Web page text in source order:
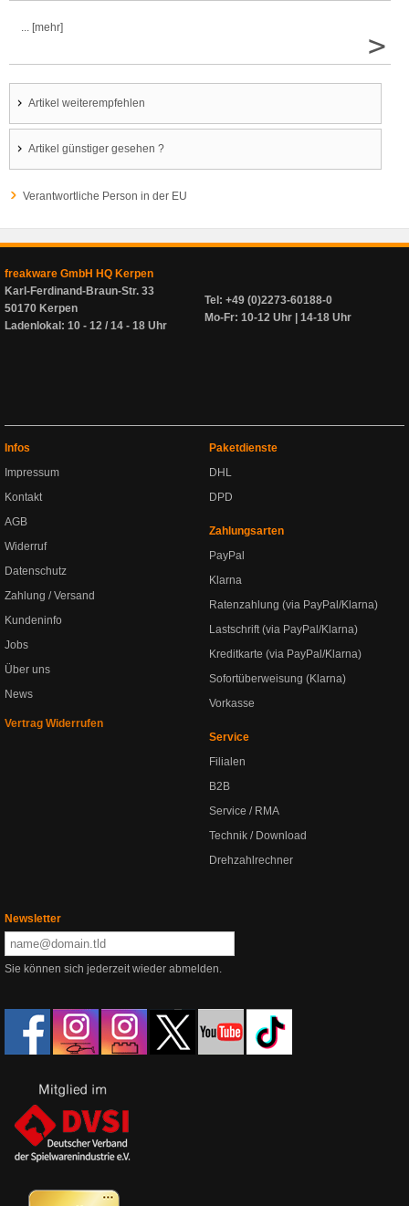
... [mehr]
>
Artikel weiterempfehlen
Artikel günstiger gesehen ?
Verantwortliche Person in der EU
freakware GmbH HQ Kerpen
Karl-Ferdinand-Braun-Str. 33
50170 Kerpen
Ladenlokal: 10 - 12 / 14 - 18 Uhr
Tel: +49 (0)2273-60188-0
Mo-Fr: 10-12 Uhr | 14-18 Uhr
Infos
Impressum
Kontakt
AGB
Widerruf
Datenschutz
Zahlung / Versand
Kundeninfo
Jobs
Über uns
News
Vertrag Widerrufen
Paketdienste
DHL
DPD
Zahlungsarten
PayPal
Klarna
Ratenzahlung (via PayPal/Klarna)
Lastschrift (via PayPal/Klarna)
Kreditkarte (via PayPal/Klarna)
Sofortüberweisung (Klarna)
Vorkasse
Service
Filialen
B2B
Service / RMA
Technik / Download
Drehzahlrechner
Newsletter
Sie können sich jederzeit wieder abmelden.